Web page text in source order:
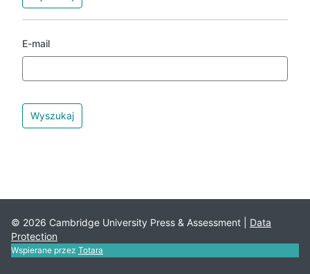
E-mail
© 2026 Cambridge University Press & Assessment | Data
Protection
Wspierane przez Totara